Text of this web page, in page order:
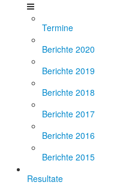
Termine
Berichte 2020
Berichte 2019
Berichte 2018
Berichte 2017
Berichte 2016
Berichte 2015
Resultate